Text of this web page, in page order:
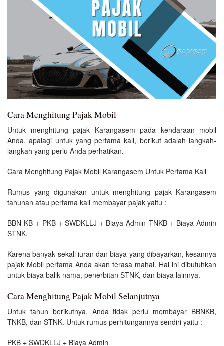
Cara Menghitung Pajak Mobil
Untuk menghitung pajak Karangasem pada kendaraan mobil
Anda, apalagi untuk yang pertama kali, berikut adalah langkah-
langkah yang perlu Anda perhatikan.
Cara Menghitung Pajak Mobil Karangasem Untuk Pertama Kali
Rumus yang digunakan untuk menghitung pajak Karangasem
tahunan atau pertama kali membayar pajak yaitu :
BBN KB + PKB + SWDKLLJ + Biaya Admin TNKB + Biaya Admin
STNK.
Karena banyak sekali iuran dan biaya yang dibayarkan, kesannya
pajak Mobil pertama Anda akan terasa mahal. Hal ini dibutuhkan
untuk biaya balik nama, penerbitan STNK, dan biaya lainnya.
Cara Menghitung Pajak Mobil Selanjutnya
Untuk tahun berikutnya, Anda tidak perlu membayar BBNKB,
TNKB, dan STNK. Untuk rumus perhitungannya sendiri yaitu :
PKB + SWDKLLJ + Biaya Admin